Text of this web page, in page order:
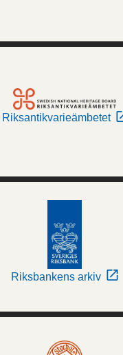
Riksantikvarieämbetet
Riksbankens arkiv